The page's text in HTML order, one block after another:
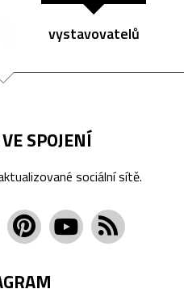
vystavovatelů
SPOJENÍ
sociální sítě.